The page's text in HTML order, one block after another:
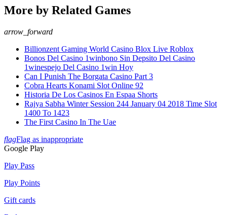
More by Related Games
arrow_forward
Billionzent Gaming World Casino Blox Live Roblox
Bonos Del Casino 1winbono Sin Depsito Del Casino
1winespejo Del Casino 1win Hoy
Can I Punish The Borgata Casino Part 3
Cobra Hearts Konami Slot Online 92
Historia De Los Casinos En Espaa Shorts
Rajya Sabha Winter Session 244 January 04 2018 Time Slot
1400 To 1423
The First Casino In The Uae
flagFlag as inappropriate
Google Play
Play Pass
Play Points
Gift cards